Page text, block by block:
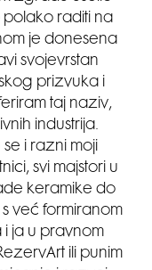
raditi na
je donesena
svojevrstan
prizvuka i
taj naziv,
industrija.
i razni moji
svi majstori u
keramike do
već formiranom
i ja u pravnom
ili punim